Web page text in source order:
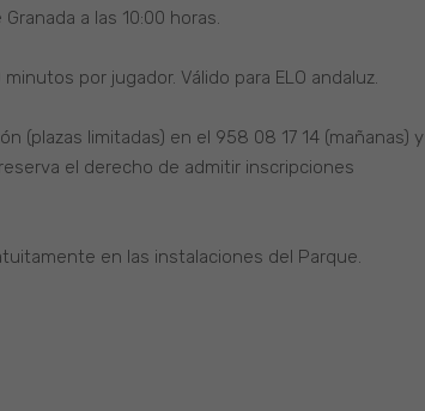
a las 10:00 horas.
por jugador. Válido para ELO andaluz.
(plazas limitadas) en el 958 08 17 14 (mañanas) y
el derecho de admitir inscripciones
en las instalaciones del Parque.